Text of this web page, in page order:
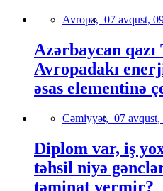
Avropa, 07 avqust,
Azərbaycan
Avropadakı
əsas elementinə
Cəmiyyət, 07 avqust,
Diplom var, iş
təhsil niyə
təminat vermir?